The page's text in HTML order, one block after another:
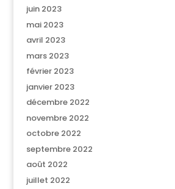
juin 2023
mai 2023
avril 2023
mars 2023
février 2023
janvier 2023
décembre 2022
novembre 2022
octobre 2022
septembre 2022
août 2022
juillet 2022